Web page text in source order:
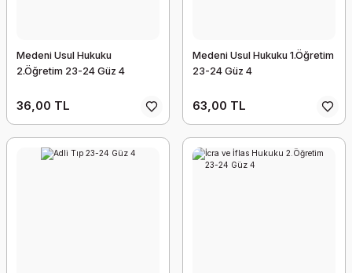
Medeni Usul Hukuku
2.Öğretim 23-24 Güz 4
36,00 TL
Medeni Usul Hukuku 1.Öğretim
23-24 Güz 4
63,00 TL